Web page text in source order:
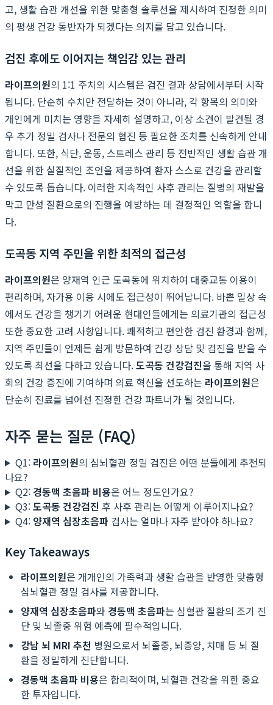
고, 생활 습관 개선을 위한 맞춤형 솔루션을 제시하여 진정한 의미
의 평생 건강 동반자가 되겠다는 의지를 담고 있습니다.
검진 후에도 이어지는 책임감 있는 관리
라이프의원의 1:1 주치의 시스템은 검진 결과 상담에서부터 시작
됩니다. 단순히 수치만 전달하는 것이 아니라, 각 항목의 의미와
개인에게 미치는 영향을 자세히 설명하고, 이상 소견이 발견될 경
우 추가 정밀 검사나 전문의 협진 등 필요한 조치를 신속하게 안내
합니다. 또한, 식단, 운동, 스트레스 관리 등 전반적인 생활 습관 개
선을 위한 실질적인 조언을 제공하여 환자 스스로 건강을 관리할
수 있도록 돕습니다. 이러한 지속적인 사후 관리는 질병의 재발을
막고 만성 질환으로의 진행을 예방하는 데 결정적인 역할을 합니
다.
도곡동 지역 주민을 위한 최적의 접근성
라이프의원은 양재역 인근 도곡동에 위치하여 대중교통 이용이
편리하며, 자가용 이용 시에도 접근성이 뛰어납니다. 바쁜 일상 속
에서도 건강을 챙기기 어려운 현대인들에게는 의료기관의 접근성
또한 중요한 고려 사항입니다. 쾌적하고 편안한 검진 환경과 함께,
지역 주민들이 언제든 쉽게 방문하여 건강 상담 및 검진을 받을 수
있도록 최선을 다하고 있습니다.도곡동 건강검진을 통해 지역 사
회의 건강 증진에 기여하며 의료 혁신을 선도하는 라이프의원은
단순히 진료를 넘어선 진정한 건강 파트너가 될 것입니다.
자주 묻는 질문 (FAQ)
Q1: 라이프의원의 심뇌혈관 정밀 검진은 어떤 분들에게 추천되
나요?
Q2: 경동맥 초음파 비용은 어느 정도인가요?
Q3:도곡동 건강검진 후 사후 관리는 어떻게 이루어지나요?
Q4: 양재역 심장초음파검사는 얼마나 자주 받아야 하나요?
Key Takeaways
라이프의원은 개개인의 가족력과 생활 습관을 반영한 맞춤형
심뇌혈관 정밀 검사를 제공합니다.
양재역 심장초음파와 경동맥 초음파는 심혈관 질환의 조기 진
단 및 뇌졸중 위험 예측에 필수적입니다.
강남 뇌 MRI 추천 병원으로서 뇌졸중, 뇌종양, 치매 등 뇌 질
환을 정밀하게 진단합니다.
경동맥 초음파 비용은 합리적이며, 뇌혈관 건강을 위한 중요
한 투자입니다.